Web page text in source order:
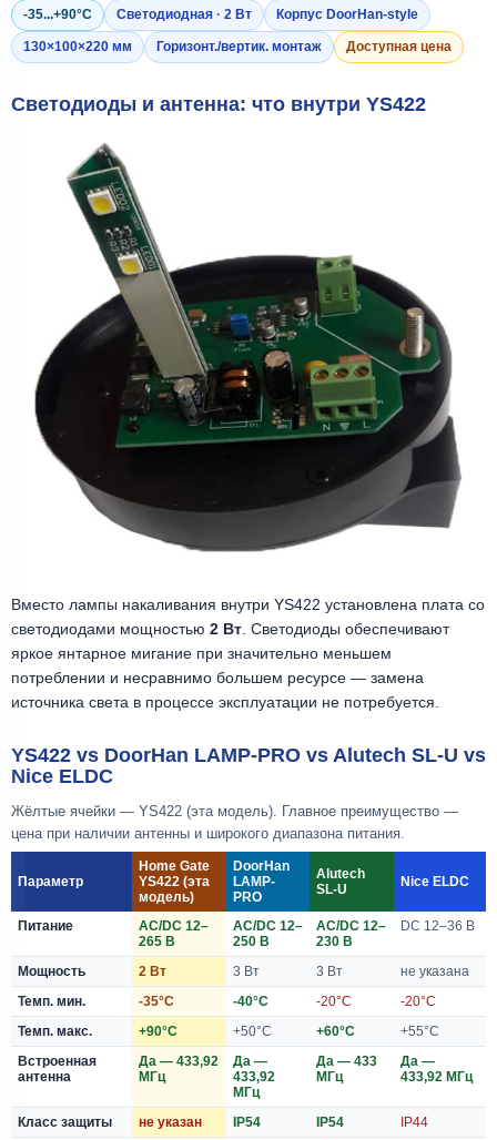
-35...+90°C Светодиодная · 2 Вт Корпус DoorHan-style
130×100×220 мм Горизонт./вертик. монтаж Доступная цена
Светодиоды и антенна: что внутри YS422
Вместо лампы накаливания внутри YS422 установлена плата со
светодиодами мощностью 2 Вт. Светодиоды обеспечивают
яркое янтарное мигание при значительно меньшем
потреблении и несравнимо большем ресурсе — замена
источника света в процессе эксплуатации не потребуется.
YS422 vs DoorHan LAMP-PRO vs Alutech SL-U vs
Nice ELDC
Жёлтые ячейки — YS422 (эта модель). Главное преимущество —
цена при наличии антенны и широкого диапазона питания.
Параметр
Home Gate
YS422 (эта
модель)
DoorHan
LAMP-
PRO
Alutech
SL-U
Nice ELDC
Питание
AC/DC 12–
265 В
AC/DC 12–
250 В
AC/DC 12–
230 В
DC 12–36 В
Мощность 2 Вт 3 Вт 3 Вт
не указана
Темп. мин.
-35°C -40°C -20°C
-20°C
Темп. макс.
+90°C +50°C +60°C
+55°C
Встроенная
антенна
Да — 433,92
МГц
Да —
433,92
МГц
Да — 433
МГц
Да —
433,92 МГц
Класс защиты не указан IP54 IP54
IP44